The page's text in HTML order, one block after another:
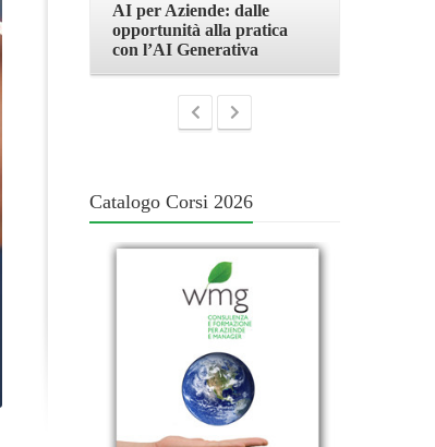
Corso Google ADS e AI
2026